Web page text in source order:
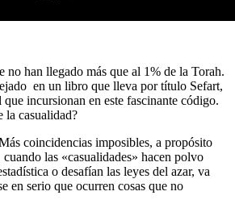
no han llegado más que al 1% de la Torah.
en un libro que lleva por título Sefart,
incursionan en este fascinante código.
la casualidad?
coincidencias imposibles, a propósito
las «casualidades» hacen polvo
o desafían las leyes del azar, va
en serio que ocurren cosas que no